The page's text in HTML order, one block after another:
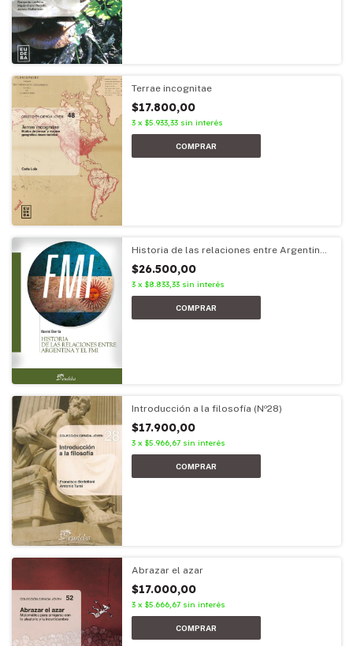
Terrae incognitae
$17.800,00
3 x $5.933,33 sin interés
Historia de las relaciones entre Argentina
$26.500,00
3 x $8.833,33 sin interés
Introducción a la filosofía (Nº28)
$17.900,00
3 x $5.966,67 sin interés
Abrazar el azar
$17.000,00
3 x $5.666,67 sin interés